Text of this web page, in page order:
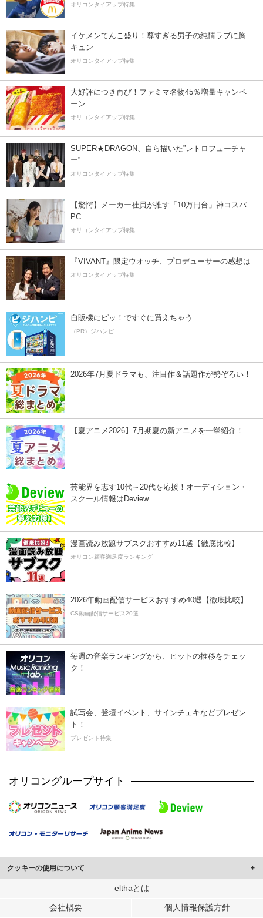
オリコンタイアップ特集
イケメンてんこ盛り！尊すぎる男子の純情ラブに胸
キュン
オリコンタイアップ特集
大好評につき再び！ファミマ名物45％増量キャンペ
ーン
オリコンタイアップ特集
SUPER★DRAGON、自ら描いた”レトロフューチャ
ー”
オリコンタイアップ特集
【驚愕】メーカー社員が推す「10万円台」神コスパ
PC
オリコンタイアップ特集
『VIVANT』限定ウオッチ、プロデューサーの感想は
オリコンタイアップ特集
自販機にピッ！ですぐに買えちゃう
（PR）ジハンピ
2026年7月夏ドラマも、注目作＆話題作が勢ぞろい！
【夏アニメ2026】7月期夏の新アニメを一挙紹介！
芸能界を志す10代～20代を応援！オーディション・
スクール情報はDeview
漫画読み放題サブスクおすすめ11選【徹底比較】
オリコン顧客満足度ランキング
2026年動画配信サービスおすすめ40選【徹底比較】
CS動画配信サービス20選
毎週の音楽ランキングから、ヒットの推移をチェッ
ク！
試写会、登壇イベント、サインチェキなどプレゼン
ト！
プレゼント特集
オリコングループサイト
クッキーの使用について
このサイトでは Cookie を使用して、ユーザーに合わせたコンテンツや広告の
行っています。
elthaとは
会社概要 個人情報保護方針